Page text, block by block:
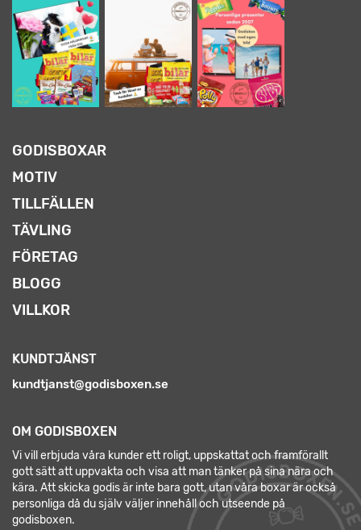
GODISBOXAR
MOTIV
TILLFÄLLEN
TÄVLING
FÖRETAG
BLOGG
VILLKOR
KUNDTJÄNST
kundtjanst@godisboxen.se
OM GODISBOXEN
Vi vill erbjuda våra kunder ett roligt, uppskattat och framförallt
gott sätt att uppvakta och visa att man tänker på sina nära och
kära. Att skicka godis är inte bara gott, utan våra boxar är också
personliga då du själv väljer innehåll och utseende på
godisboxen.